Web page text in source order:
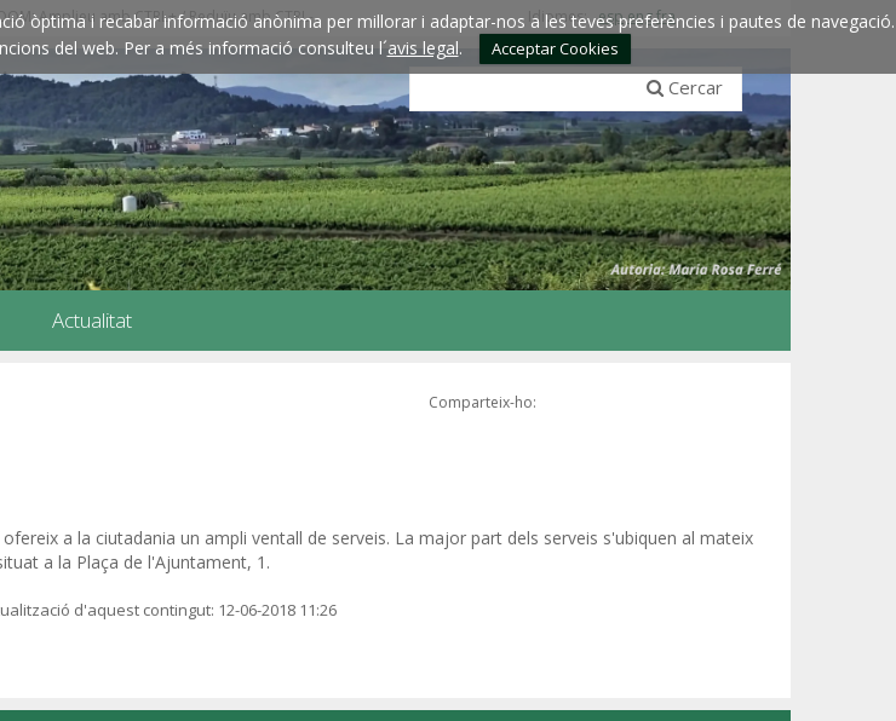
òptima i recabar informació anònima per millorar i adaptar-nos a les teves preferències i pautes de navegació.
del web. Per a més informació consulteu l´avis legal. Acceptar Cookies
Amplieu amb CTRL+ / Reduïu amb CTRL- Idiomes:esp engfra
Cercar
Actualitat
Comparteix-ho:
a la ciutadania un ampli ventall de serveis. La major part dels serveis s'ubiquen al mateix
a la Plaça de l'Ajuntament, 1.
d'aquest contingut: 12-06-2018 11:26